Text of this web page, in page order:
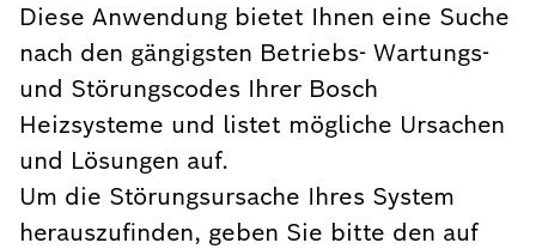
Diese Anwendung bietet Ihnen eine Suche
nach den gängigsten Betriebs- Wartungs-
und Störungscodes Ihrer Bosch
Heizsysteme und listet mögliche Ursachen
und Lösungen auf.
Um die Störungsursache Ihres System
herauszufinden, geben Sie bitte den auf